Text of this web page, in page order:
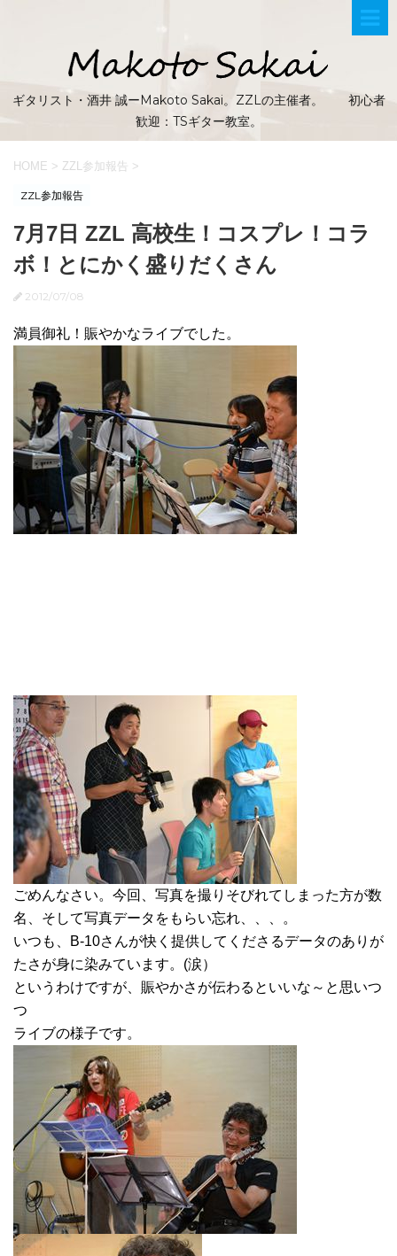
ギタリスト・酒井 誠ーMakoto Sakai。ZZLの主催者。 初心者
歓迎：TSギター教室。
HOME > ZZL参加報告 >
ZZL参加報告
7月7日 ZZL 高校生！コスプレ！コラ
ボ！とにかく盛りだくさん
2012/07/08
満員御礼！賑やかなライブでした。
ごめんなさい。今回、写真を撮りそびれてしまった方が数
名、そして写真データをもらい忘れ、、、。
いつも、B-10さんが快く提供してくださるデータのありが
たさが身に染みています。(涙）
というわけですが、賑やかさが伝わるといいな～と思いつ
つ
ライブの様子です。